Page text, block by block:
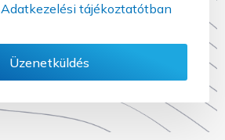
Adatkezelési tájékoztatótban
Üzenetküldés